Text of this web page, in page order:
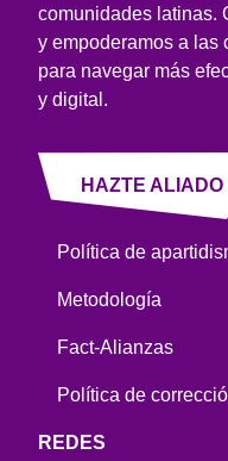
comunidades latinas.
y empoderamos a las
para navegar más
y digital.
HAZTE ALIADO
Política de
Metodología
Fact-Alianzas
Política de
REDES